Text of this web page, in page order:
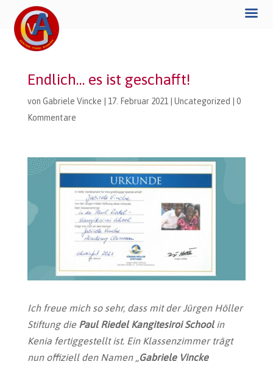
Endlich… es ist geschafft!
von Gabriele Vincke 17. Februar 2021 Uncategorized
0
Kommentare
Ich freue mich so sehr, dass mit der Jürgen Höller
Stiftung die Paul Riedel Kangitesiroi Schoolin
Kenia fertiggestellt ist. Ein Klassenzimmer trägt
nun offiziell den Namen „
Gabriele Vincke